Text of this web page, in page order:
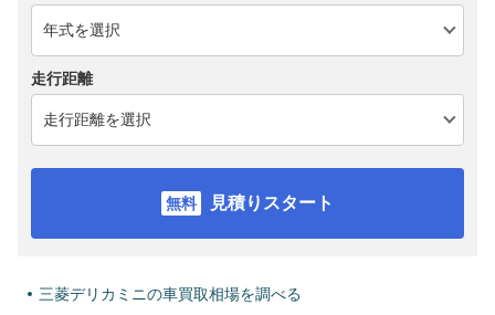
走行距離
見積りスタート
三菱デリカミニの車買取相場を調べる